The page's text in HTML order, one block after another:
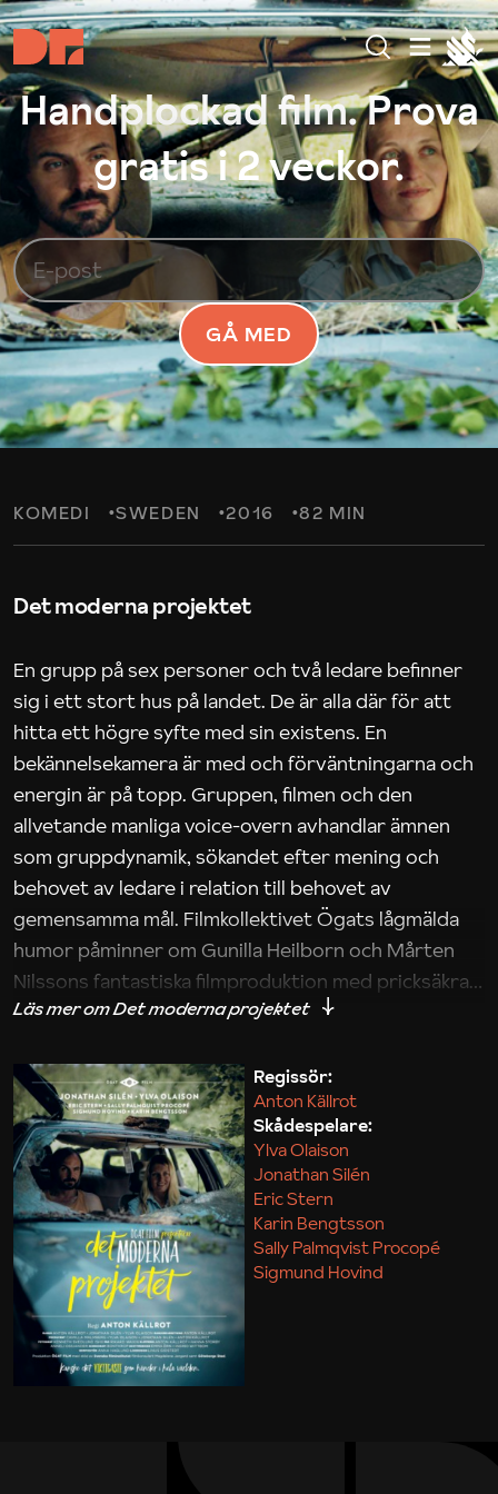
Handplockad film. Prova
gratis i 2 veckor.
GÅ MED
KOMEDI SWEDEN 2016 82 MIN
Det moderna projektet
En grupp på sex personer och två ledare befinner
sig i ett stort hus på landet. De är alla där för att
hitta ett högre syfte med sin existens. En
bekännelsekamera är med och förväntningarna och
energin är på topp. Gruppen, filmen och den
allvetande manliga voice-overn avhandlar ämnen
som gruppdynamik, sökandet efter mening och
behovet av ledare i relation till behovet av
gemensamma mål. Filmkollektivet Ögats lågmälda
humor påminner om Gunilla Heilborn och Mårten
Nilssons fantastiska filmproduktion med pricksäkra
iakttagelser om hur svårt det kan vara att omsätta
Maja Kekonius
Regissör:
Anton Källrot
Skådespelare:
Ylva Olaison
Jonathan Silén
Eric Stern
Karin Bengtsson
Sally Palmqvist Procopé
Sigmund Hovind